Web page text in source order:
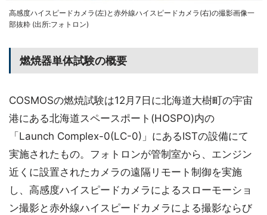
高感度ハイスピードカメラ(左)と赤外線ハイスピードカメラ(右)の撮影画像一
部抜粋 (出所:フォトロン)
燃焼器単体試験の概要
COSMOSの燃焼試験は12月7日に北海道大樹町の宇宙
港にある北海道スペースポート(HOSPO)内の
「Launch Complex-0(LC-0)」にあるISTの設備にて
実施されたもの。フォトロンが管制室から、エンジン
近くに設置されたカメラの遠隔リモート制御を実施
し、高感度ハイスピードカメラによるスローモーショ
ン撮影と赤外線ハイスピードカメラによる撮影ならび